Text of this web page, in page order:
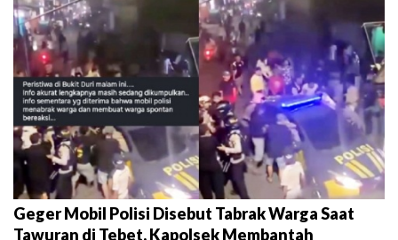
Geger Mobil Polisi Disebut Tabrak Warga Saat
Tawuran di Tebet, Kapolsek Membantah